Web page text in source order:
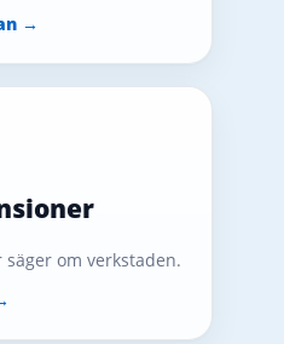
→
säger om verkstaden.